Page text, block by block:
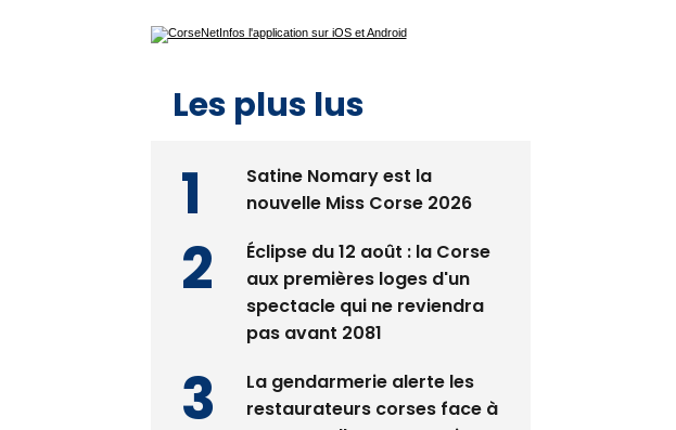
Les plus lus
Satine Nomary est la
nouvelle Miss Corse 2026
Éclipse du 12 août : la Corse
aux premières loges d'un
spectacle qui ne reviendra
pas avant 2081
La gendarmerie alerte les
restaurateurs corses face à